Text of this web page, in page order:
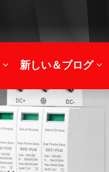
新しい＆ブログ